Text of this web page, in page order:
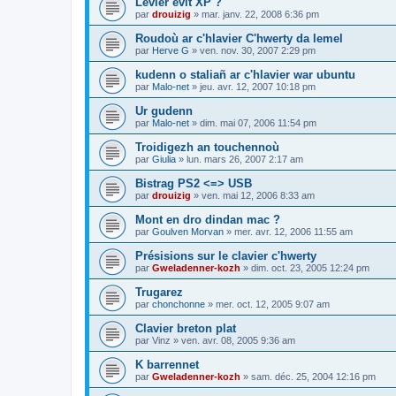
par drouizig » mar. janv. 22, 2008 6:36 pm
Roudoù ar c'hlavier C'hwerty da lemel
par Herve G » ven. nov. 30, 2007 2:29 pm
kudenn o staliañ ar c'hlavier war ubuntu
par Malo-net » jeu. avr. 12, 2007 10:18 pm
Ur gudenn
par Malo-net » dim. mai 07, 2006 11:54 pm
Troidigezh an touchennoù
par Giulia » lun. mars 26, 2007 2:17 am
Bistrag PS2 <=> USB
par drouizig » ven. mai 12, 2006 8:33 am
Mont en dro dindan mac ?
par Goulven Morvan » mer. avr. 12, 2006 11:55 am
Présisions sur le clavier c'hwerty
par Gweladenner-kozh » dim. oct. 23, 2005 12:24 pm
Trugarez
par chonchonne » mer. oct. 12, 2005 9:07 am
Clavier breton plat
par Vinz » ven. avr. 08, 2005 9:36 am
K barrennet
par Gweladenner-kozh » sam. déc. 25, 2004 12:16 pm